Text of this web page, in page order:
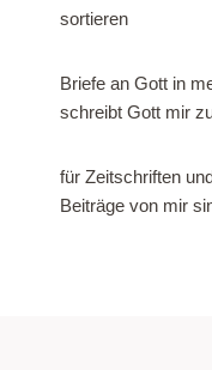
sortieren
Briefe an Gott in
schreibt Gott mir
für Zeitschriften
Beiträge von mir